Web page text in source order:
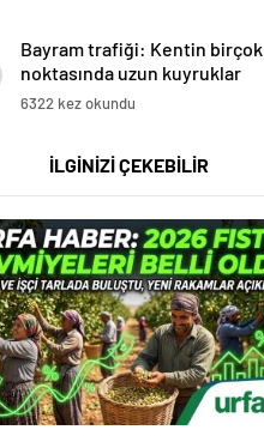
Bayram trafiği: Kentin birçok
noktasında uzun kuyruklar
oluştu
6322 kez okundu
İLGİNİZİ ÇEKEBİLİR